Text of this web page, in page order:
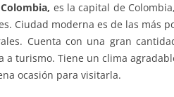
es la capital de
Ciudad moderna es de las más
Cuenta con una gran
a turismo. Tiene un clima
ocasión para visitarla.